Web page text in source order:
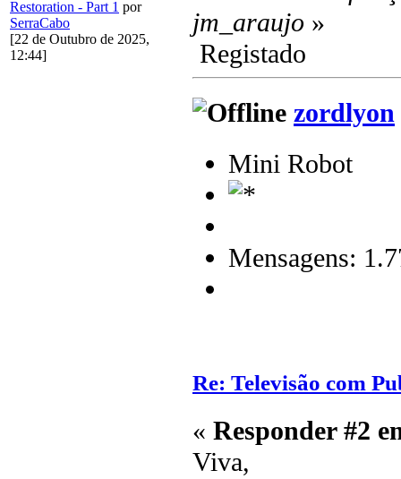
Restoration - Part 1 por
SerraCabo
[22 de Outubro de 2025,
12:44]
jm_araujo »
Registado
zordlyon
Mini Robot
Mensagens:
Re: Televisão com
« Responder #2
Viva,